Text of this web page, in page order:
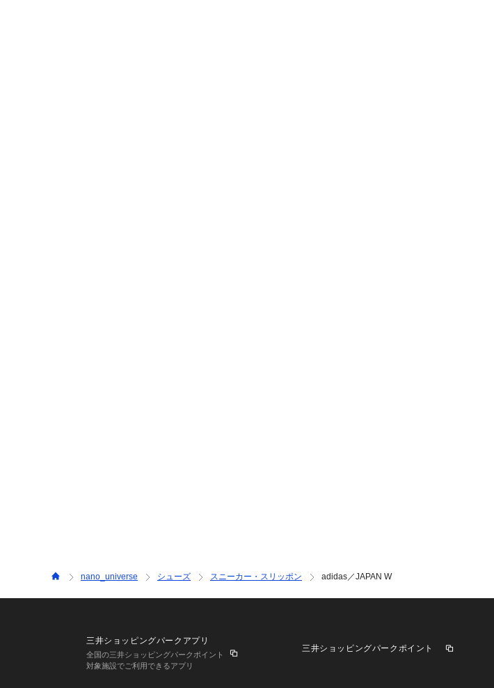
nano_universe シューズ スニーカー・スリッポン adidas／JAPAN W
三井ショッピングパークアプリ
全国の三井ショッピングパークポイント
対象施設でご利用できるアプリ
三井ショッピングパークポイント